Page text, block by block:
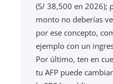
(S/ 38,500 en 2026);
monto no deberías
por ese concepto,
ejemplo con un
Por último, ten en
tu AFP puede